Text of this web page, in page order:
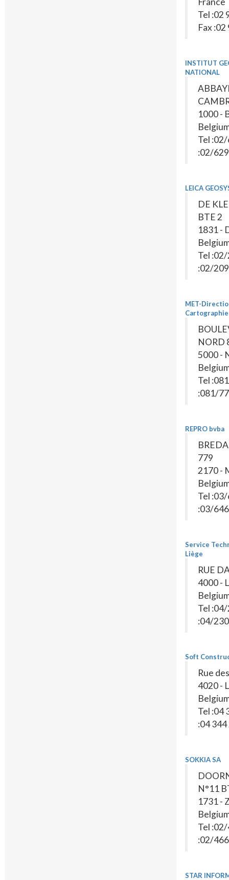
Tel :02
Fax :02
INSTITUT
NATIONAL
1000 -
Tel
:02/
LEICA
DE
BTE 2
1831 -
Tel
:02/
MET-
Cartographie
NORD
5000 -
Tel
:081/
REPRO bvba
779
2170 -
Tel
:03/
Service
Liège
RUE
4000 -
Tel
:04/
Soft
Rue
4020 -
Tel :04
:04 344
SOKKIA SA
N°11
1731 -
Tel
:02/
STAR